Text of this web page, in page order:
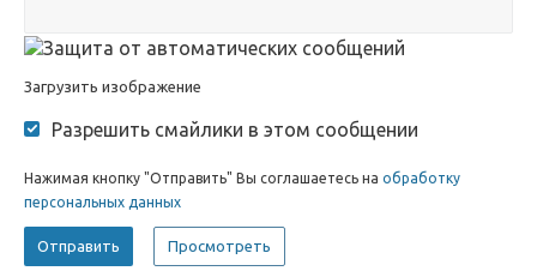
Загрузить изображение
Разрешить смайлики в этом сообщении
Нажимая кнопку "Отправить" Вы соглашаетесь на обработку
персональных данных